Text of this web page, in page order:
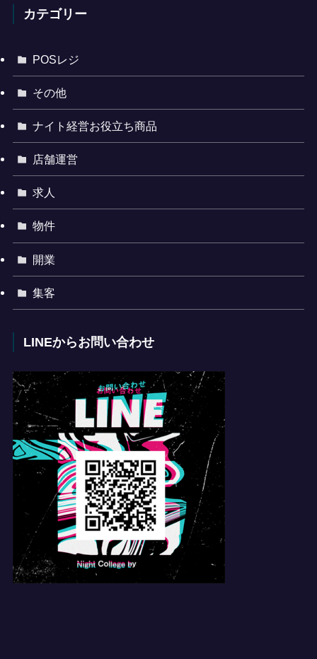
カテゴリー
POSレジ
その他
ナイト経営お役立ち商品
店舗運営
求人
物件
開業
集客
LINEからお問い合わせ